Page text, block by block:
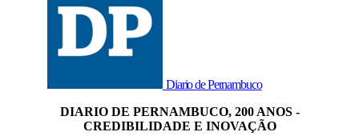
Diario de Pernambuco
DIARIO DE PERNAMBUCO, 200 ANOS -
CREDIBILIDADE E INOVAÇÃO